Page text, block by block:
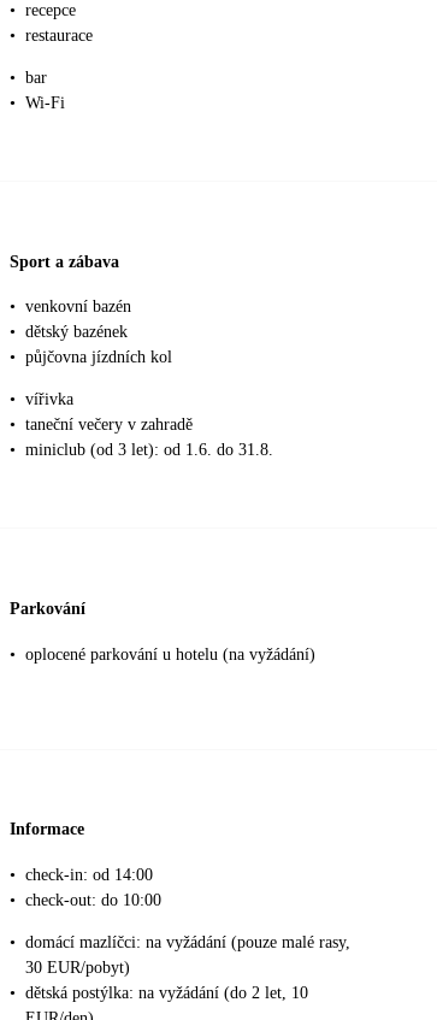
• recepce
• restaurace
• bar
• Wi-Fi
Sport a zábava
• venkovní bazén
• dětský bazének
• půjčovna jízdních kol
• vířivka
• taneční večery v zahradě
• miniclub (od 3 let): od 1.6. do 31.8.
Parkování
• oplocené parkování u hotelu (na vyžádání)
Informace
• check-in: od 14:00
• check-out: do 10:00
• domácí mazlíčci: na vyžádání (pouze malé rasy,
30 EUR/pobyt)
• dětská postýlka: na vyžádání (do 2 let, 10